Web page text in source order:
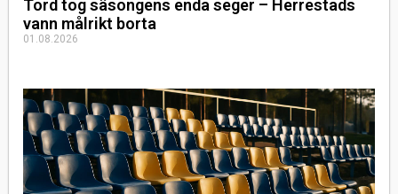
Tord tog säsongens enda seger – Herrestads
vann målrikt borta
01.08.2026